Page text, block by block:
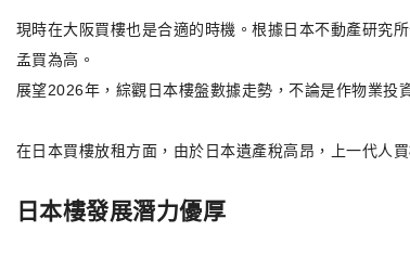
現時在大阪買樓也是合適的時機。根據日本不動產研究
孟買為高。
展望2026年，綜觀日本樓盤數據走勢，不論是作物業投
在日本買樓放租方面，由於日本遺產稅高昂，上一代人
日本樓發展潛力優厚